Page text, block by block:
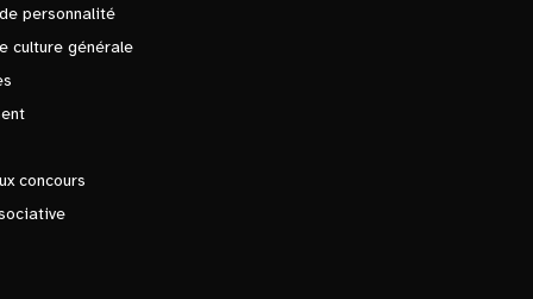
personnalité
culture générale
concours